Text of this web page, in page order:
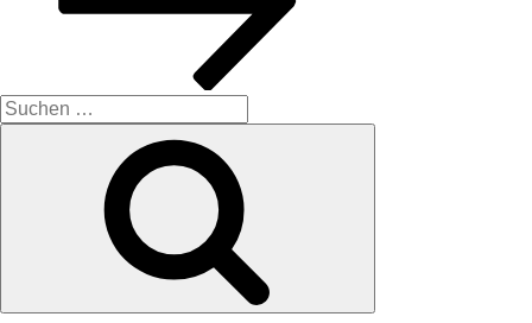
Suche
nach: